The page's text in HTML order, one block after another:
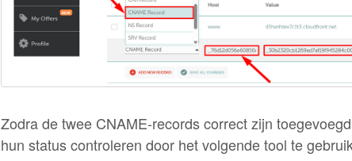
Zodra de twee CNAME-records correct zijn
hun status controleren door het volgende tool te